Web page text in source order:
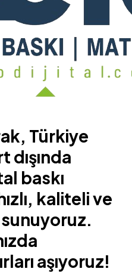
Türkiye
dışında
baskı
kaliteli ve
aşıyoruz!